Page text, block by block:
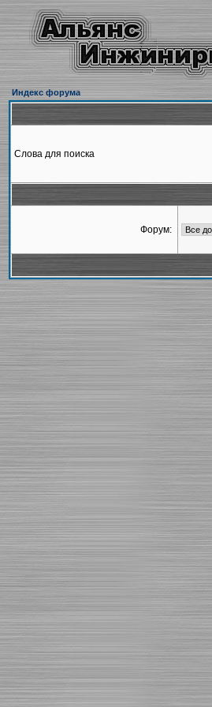
Индекс форума
Слова для поиска
Форум: